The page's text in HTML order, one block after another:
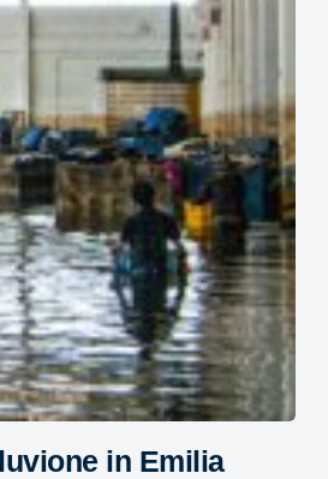
in Emilia